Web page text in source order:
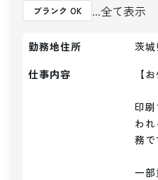
ブランク OK ...全て表示
勤務地住所
茨
仕事内容
【
印
わ
務で
一